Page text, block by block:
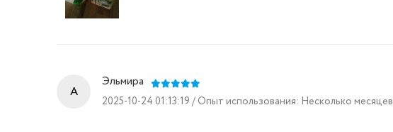
A
Эльмира
2025-10-24 01:13:19 / Опыт использования: Несколько месяцев